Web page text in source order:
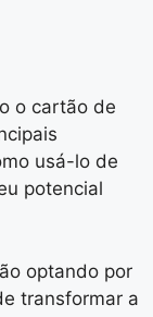
o cartão de
usá-lo de
potencial
optando por
transformar a